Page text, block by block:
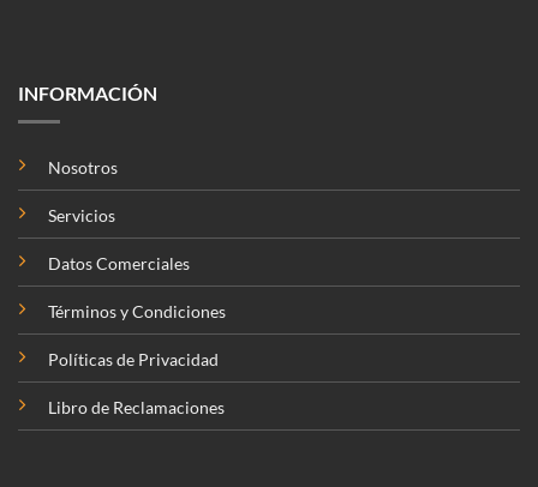
INFORMACIÓN
Nosotros
Servicios
Datos Comerciales
Términos y Condiciones
Políticas de Privacidad
Libro de Reclamaciones